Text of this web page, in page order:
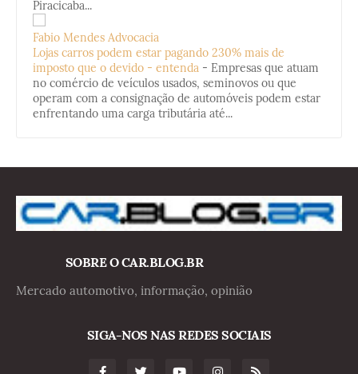
Piracicaba...
Fabio Mendes Advocacia
Lojas carros podem estar pagando 230% mais de
imposto que o devido - entenda - Empresas que atuam
no comércio de veículos usados, seminovos ou que
operam com a consignação de automóveis podem estar
enfrentando uma carga tributária até...
SOBRE O CAR.BLOG.BR
Mercado automotivo, informação, opinião
SIGA-NOS NAS REDES SOCIAIS